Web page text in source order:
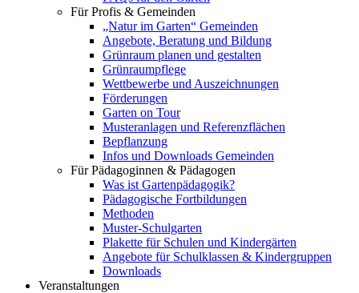
Für Profis & Gemeinden
„Natur im Garten“ Gemeinden
Angebote, Beratung und Bildung
Grünraum planen und gestalten
Grünraumpflege
Wettbewerbe und Auszeichnungen
Förderungen
Garten on Tour
Musteranlagen und Referenzflächen
Bepflanzung
Infos und Downloads Gemeinden
Für Pädagoginnen & Pädagogen
Was ist Gartenpädagogik?
Pädagogische Fortbildungen
Methoden
Muster-Schulgarten
Plakette für Schulen und Kindergärten
Angebote für Schulklassen & Kindergruppen
Downloads
Veranstaltungen